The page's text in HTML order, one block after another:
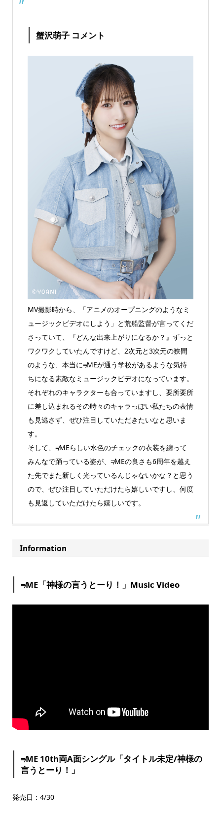
蟹沢萌子 コメント
MV撮影時から、「アニメのオープニングのようなミ
ュージックビデオにしよう」と荒船監督が言ってくだ
さっていて、『どんな出来上がりになるか？』ずっと
ワクワクしていたんですけど、2次元と3次元の狭間
のような、本当に≠MEが通う学校があるような気持
ちになる素敵なミュージックビデオになっています。
それぞれのキャラクターも合っていますし、要所要所
に差し込まれるその時々のキャラっぽい私たちの表情
も見逃さず、ぜひ注目していただきたいなと思いま
す。
そして、≠MEらしい水色のチェックの衣装を纏って
みんなで踊っている姿が、≠MEの良さも6周年を越え
た先でまた新しく光っているんじゃないかな？と思う
ので、ぜひ注目していただけたら嬉しいですし、何度
も見返していただけたら嬉しいです。
Information
≠ME「神様の言うとーり！」Music Video
≠ME 10th両A面シングル「タイトル未定/神様の
言うとーり！」
発売日：4/30